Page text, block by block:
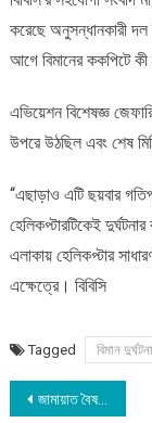
করেছে অনুসন্ধানকারী
আগে বিমানের ককপিটে কী
এভিয়েশন বিশেষজ্ঞ
উপরে উঠছিল এবং শেষ
“এছাড়াও এটি ছয়বার
হেলিকপ্টারটিকেই
এলাকায় হেলিকপ্টার
এক্ষেত্রে। বিবিসি
Tagged বিমান
Post
জামায়াত বৈষম্যবিরোধী মানবিক বাংলাদেশ গড়তে চায় : ডা. শফিকুর রহমান